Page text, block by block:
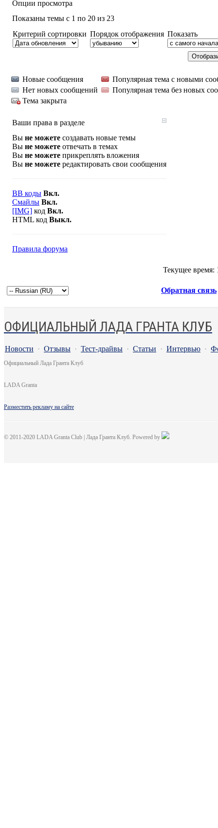
Опции просмотра
Показаны темы с 1 по 20 из 23
Критерий сортировки Порядок отображения Показать
Новые сообщения
Популярная тема с новыми
Нет новых сообщений
Популярная тема без новых
Тема закрыта
Ваши права в разделе
Вы не можете создавать новые темы
Вы не можете отвечать в темах
Вы не можете прикреплять вложения
Вы не можете редактировать свои сообщения
BB коды Вкл.
Смайлы Вкл.
[IMG] код Вкл.
HTML код Выкл.
Правила форума
Текущее время:
Обратная связь
ОФИЦИАЛЬНЫЙ ЛАДА ГРАНТА КЛУБ
Новости · Отзывы · Тест-драйвы · Статьи · Интервью ·
Официальный Лада Гранта Клуб
LADA Granta
Разместить рекламу на сайте
© 2011-2020 LADA Granta Club | Лада Гранта Клуб. Powered by